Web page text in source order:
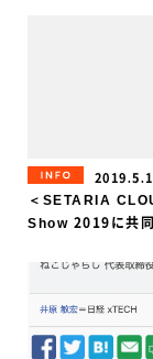
＜SETARIA
Show 2019に共